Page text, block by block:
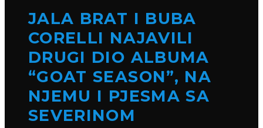
JALA BRAT I BUBA
CORELLI NAJAVILI
DRUGI DIO ALBUMA
“GOAT SEASON”, NA
NJEMU I PJESMA SA
SEVERINOM